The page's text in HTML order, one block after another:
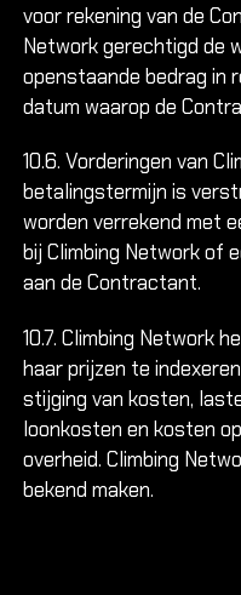
voor rekening van de
Network gerechtigd de
openstaande bedrag in
datum waarop de
10.6. Vorderingen van
betalingstermijn is
worden verrekend met
bij Climbing Network of
aan de Contractant.
10.7. Climbing Network
haar prijzen te
stijging van kosten,
loonkosten en kosten
overheid. Climbing
bekend maken.